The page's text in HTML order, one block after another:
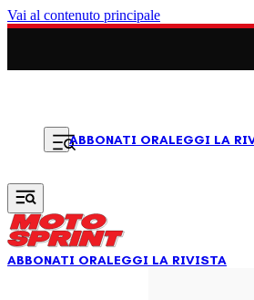
Vai al contenuto principale
ABBONATI ORALEGGI LA
ABBONATI ORALEGGI LA RIVISTA